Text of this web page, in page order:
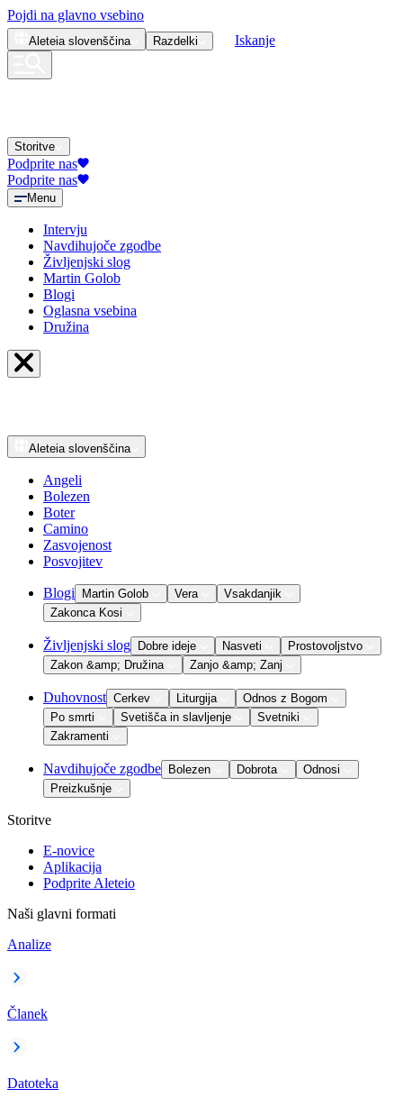
Pojdi na glavno vsebino
Aleteia slovenščina Razdelki Iskanje
Storitve
Podprite nas
Podprite nas
Menu
Intervju
Navdihujoče zgodbe
Življenjski slog
Martin Golob
Blogi
Oglasna vsebina
Družina
Aleteia slovenščina
Angeli
Bolezen
Boter
Camino
Zasvojenost
Posvojitev
Blogi Martin Golob Vera
Vsakdanjik
Zakonca Kosi
Življenjski slog Dobre ideje Nasveti
Prostovoljstvo
Zakon &amp; Družina
Zanjo &amp; Zanj
Duhovnost Cerkev Liturgija
Odnos z Bogom
Po smrti
Svetišča in slavljenje
Svetniki
Zakramenti
Navdihujoče zgodbe Bolezen Dobrota
Odnosi
Preizkušnje
Storitve
E-novice
Aplikacija
Podprite Aleteio
Naši glavni formati
Analize
Članek
Datoteka